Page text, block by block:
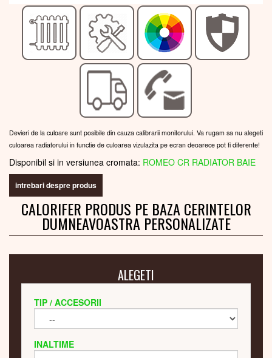
Devieri de la culoare sunt posibile din cauza calibrarii monitorului. Va rugam sa nu alegeti
culoarea radiatorului in functie de culoarea vizulazita pe ecran deoarece pot fi diferente!
Disponibil si in versiunea cromata: ROMEO CR RADIATOR BAIE
intrebari despre produs
CALORIFER PRODUS PE BAZA CERINTELOR
DUMNEAVOASTRA PERSONALIZATE
ALEGETI
TIP / ACCESORII
INALTIME